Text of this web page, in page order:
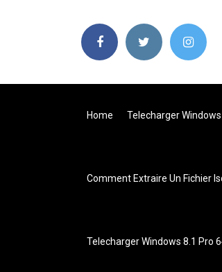
Home Telecharger
Comment Extraire Un Fichier
Telecharger Windows 8.1 Pro